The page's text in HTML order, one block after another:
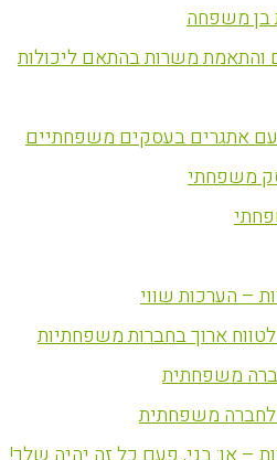
בן משפחה
והתאמת משרות בהתאם ליכולות
אתגרים בעסקים משפחתיים
משפחתי
– הערכות שווי
ארוך בחברות משפחתיות
משפחתית
לחברה משפחתית